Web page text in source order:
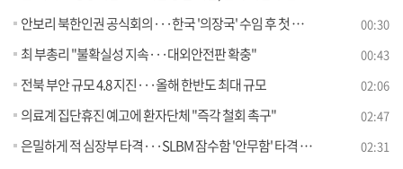
안보리 북한인권 공식회의···한국 '의장국' 수임 후 첫 개최 00:30
최 부총리 "불확실성 지속···대외안전판 확충" 00:43
전북 부안 규모 4.8 지진···올해 한반도 최대 규모 02:06
의료계 집단휴진 예고에 환자단체 "즉각 철회 촉구" 02:47
은밀하게 적 심장부 타격···SLBM 잠수함 '안무함' 타격 훈련 02:31